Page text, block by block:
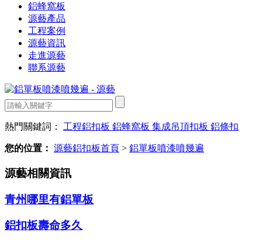
鋁蜂窩板
源藝產品
工程案例
源藝資訊
走進源藝
聯系源藝
熱門關鍵詞： 工程鋁扣板 鋁蜂窩板 集成吊頂扣板 鋁條扣
您的位置： 源藝鋁扣板首頁 > 鋁單板噴漆噴幾遍
源藝相關資訊
青州哪里有鋁單板
鋁扣板壽命多久